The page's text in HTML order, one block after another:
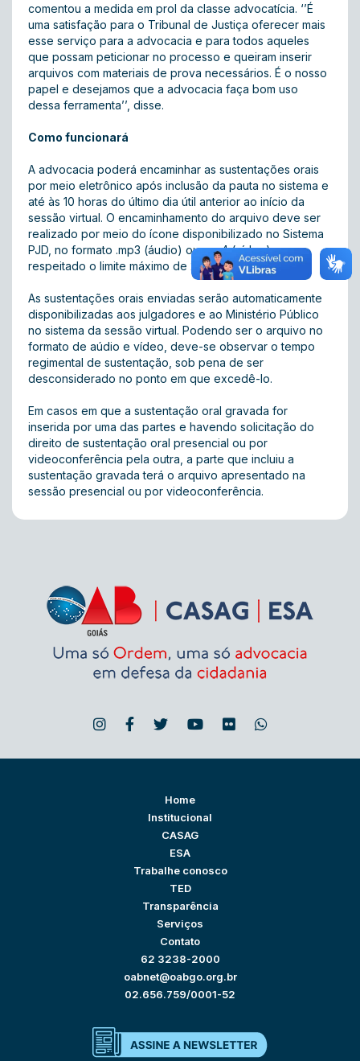
comentou a medida em prol da classe advocatícia. ‘’É
uma satisfação para o Tribunal de Justiça oferecer mais
esse serviço para a advocacia e para todos aqueles
que possam peticionar no processo e queiram inserir
arquivos com materiais de prova necessários. É o nosso
papel e desejamos que a advocacia faça bom uso
dessa ferramenta’’, disse.
Como funcionará
A advocacia poderá encaminhar as sustentações orais
por meio eletrônico após inclusão da pauta no sistema e
até às 10 horas do último dia útil anterior ao início da
sessão virtual. O encaminhamento do arquivo deve ser
realizado por meio do ícone disponibilizado no Sistema
PJD, no formato .mp3 (áudio) ou .mp4 (vídeo) e
respeitado o limite máximo de 25 mb.
As sustentações orais enviadas serão automaticamente
disponibilizadas aos julgadores e ao Ministério Público
no sistema da sessão virtual. Podendo ser o arquivo no
formato de aúdio e vídeo, deve-se observar o tempo
regimental de sustentação, sob pena de ser
desconsiderado no ponto em que excedê-lo.
Em casos em que a sustentação oral gravada for
inserida por uma das partes e havendo solicitação do
direito de sustentação oral presencial ou por
videoconferência pela outra, a parte que incluiu a
sustentação gravada terá o arquivo apresentado na
sessão presencial ou por videoconferência.
Home
Institucional
CASAG
ESA
Trabalhe conosco
TED
Transparência
Serviços
Contato
62 3238-2000
oabnet@oabgo.org.br
02.656.759/0001-52